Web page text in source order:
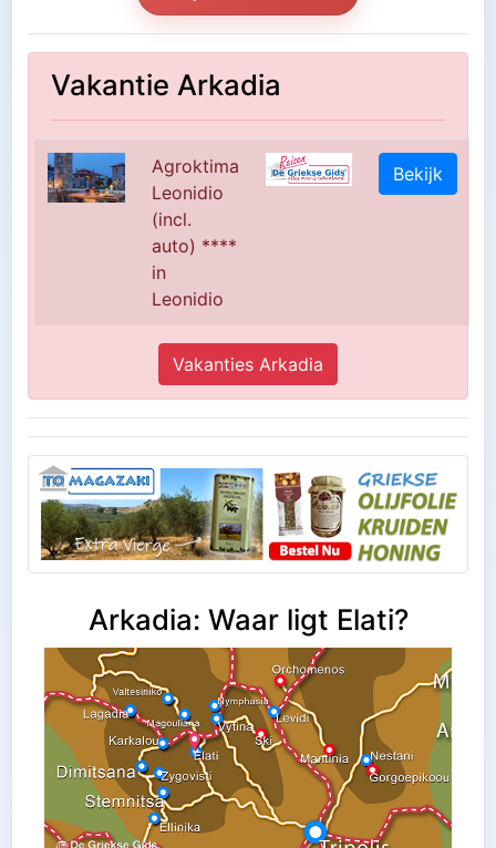
Vakantie Arkadia
Agroktima
Leonidio
(incl.
auto) ****
in
Leonidio
Bekijk
Vakanties Arkadia
Arkadia: Waar ligt Elati?